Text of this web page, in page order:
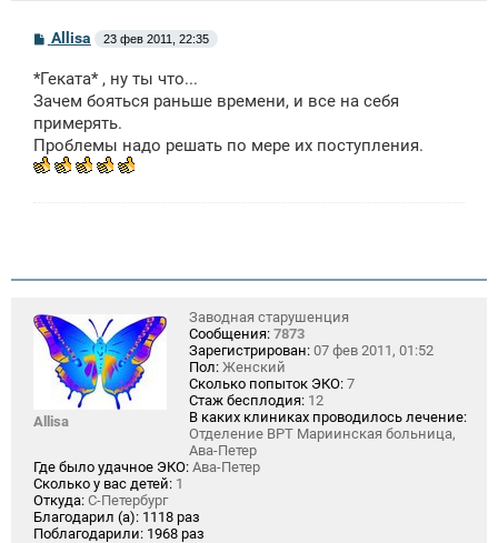
С
б
щ
н
и
е
Allisa 23 фев 2011, 22:35
*Геката* , ну ты что...
Зачем бояться раньше времени, и все на себя
примерять.
Проблемы надо решать по мере их поступления.
Allisa
Заводная старушенция
Сообщения: 7873
Зарегистрирован: 07 фев 2011, 01:52
Пол: Женский
Сколько попыток ЭКО: 7
Стаж бесплодия: 12
В каких клиниках проводилось лечение:
Отделение ВРТ Мариинская больница,
Ава-Петер
Где было удачное ЭКО: Ава-Петер
Сколько у вас детей: 1
Откуда: С-Петербург
Благодарил (а): 1118 раз
Поблагодарили: 1968 раз